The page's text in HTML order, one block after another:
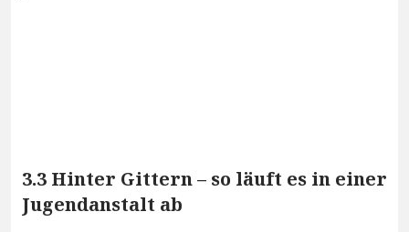
3.3 Hinter Gittern – so läuft es in einer
Jugendanstalt ab